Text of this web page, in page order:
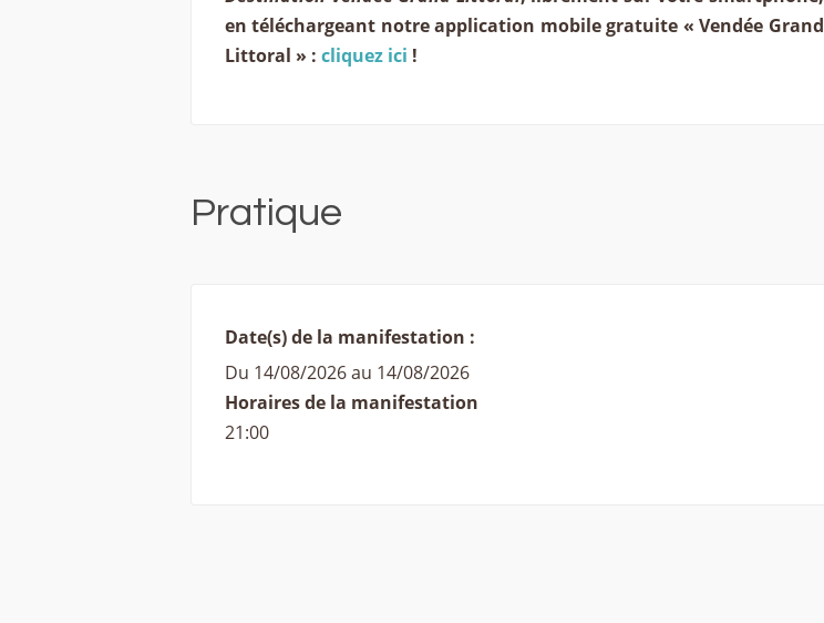
en téléchargeant notre application mobile gratuite « Vendée Grand
Littoral » : cliquez ici !
Pratique
Date(s) de la manifestation :
Du 14/08/2026 au 14/08/2026
Horaires de la manifestation
21:00